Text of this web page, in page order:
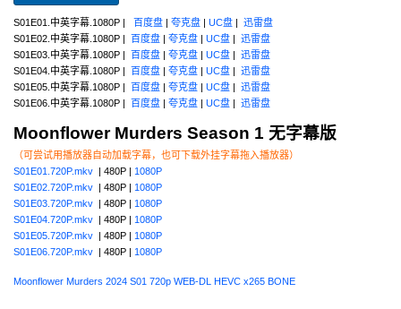
S01E01.中英字幕.1080P | 百度盘 | 夸克盘 | UC盘 | 迅雷盘
S01E02.中英字幕.1080P | 百度盘 | 夸克盘 | UC盘 | 迅雷盘
S01E03.中英字幕.1080P | 百度盘 | 夸克盘 | UC盘 | 迅雷盘
S01E04.中英字幕.1080P | 百度盘 | 夸克盘 | UC盘 | 迅雷盘
S01E05.中英字幕.1080P | 百度盘 | 夸克盘 | UC盘 | 迅雷盘
S01E06.中英字幕.1080P | 百度盘 | 夸克盘 | UC盘 | 迅雷盘
Moonflower Murders Season 1 无字幕版
（可尝试用播放器自动加载字幕，也可下载外挂字幕拖入播放器）
S01E01.720P.mkv | 480P | 1080P
S01E02.720P.mkv | 480P | 1080P
S01E03.720P.mkv | 480P | 1080P
S01E04.720P.mkv | 480P | 1080P
S01E05.720P.mkv | 480P | 1080P
S01E06.720P.mkv | 480P | 1080P
Moonflower Murders 2024 S01 720p WEB-DL HEVC x265 BONE